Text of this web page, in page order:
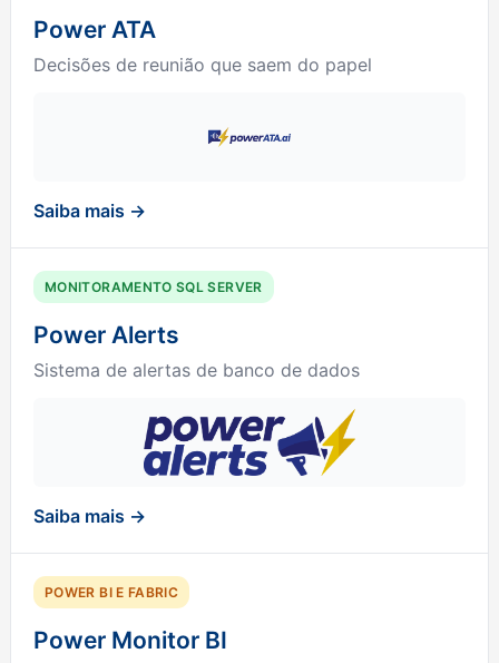
Power ATA
Decisões de reunião que saem do papel
Saiba mais →
MONITORAMENTO SQL SERVER
Power Alerts
Sistema de alertas de banco de dados
Saiba mais →
POWER BI E FABRIC
Power Monitor BI